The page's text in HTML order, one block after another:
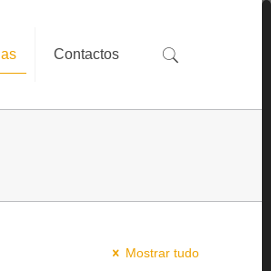
Contactos
Mostrar tudo